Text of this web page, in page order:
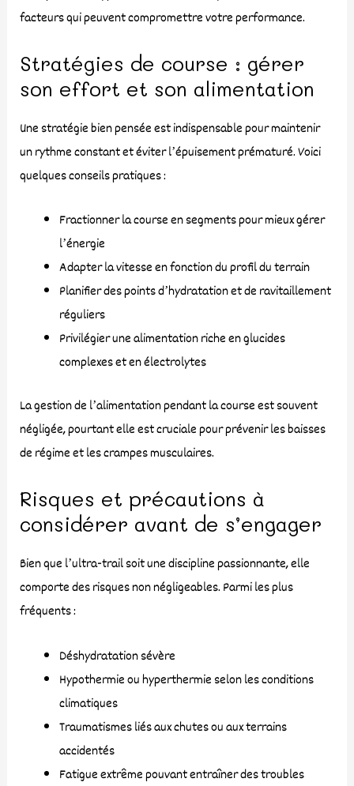
facteurs qui peuvent compromettre votre performance.
Stratégies de course : gérer
son effort et son alimentation
Une stratégie bien pensée est indispensable pour maintenir
un rythme constant et éviter l’épuisement prématuré. Voici
quelques conseils pratiques :
Fractionner la course en segments pour mieux gérer
l’énergie
Adapter la vitesse en fonction du profil du terrain
Planifier des points d’hydratation et de ravitaillement
réguliers
Privilégier une alimentation riche en glucides
complexes et en électrolytes
La gestion de l’alimentation pendant la course est souvent
négligée, pourtant elle est cruciale pour prévenir les baisses
de régime et les crampes musculaires.
Risques et précautions à
considérer avant de s’engager
Bien que l’ultra-trail soit une discipline passionnante, elle
comporte des risques non négligeables. Parmi les plus
fréquents :
Déshydratation sévère
Hypothermie ou hyperthermie selon les conditions
climatiques
Traumatismes liés aux chutes ou aux terrains
accidentés
Fatigue extrême pouvant entraîner des troubles